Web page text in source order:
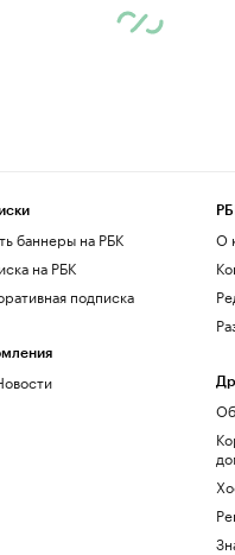
баннеры на РБК
на РБК
подписка
О